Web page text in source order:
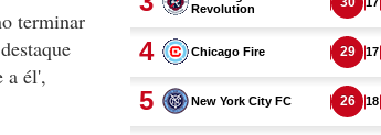
terminar
a él',